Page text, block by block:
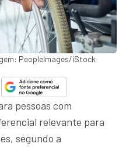
PeopleImages/iStock
pessoas com
relevante para
segundo a